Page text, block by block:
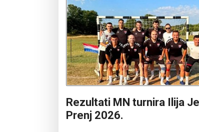
Rezultati MN turnira Ilija
Prenj 2026.